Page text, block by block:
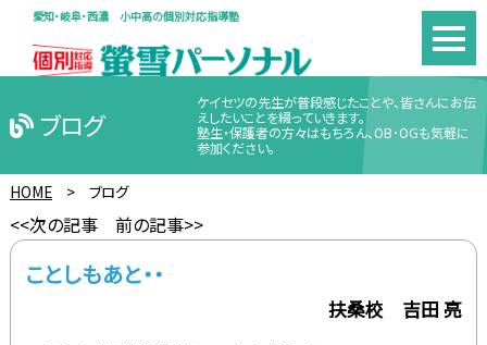
愛知・岐阜・西濃 小中高の個別対応指導塾
ブログ
ケイセツの先生が普段感じたことや、皆さんにお伝
えしたいことを綴っていきます。
塾生・保護者の方々はもちろん、OB･OGも気軽に
参加ください。
HOME> ブログ
<<次の記事 前の記事>>
ことしもあと・・
扶桑校 吉田 亮